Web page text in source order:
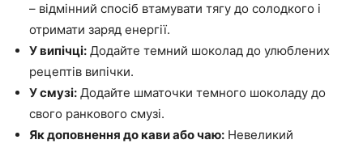
– відмінний спосіб втамувати тягу до солодкого і
отримати заряд енергії.
У випічці: Додайте темний шоколад до улюблених
рецептів випічки.
У смузі: Додайте шматочки темного шоколаду до
свого ранкового смузі.
Як доповнення до кави або чаю: Невеликий